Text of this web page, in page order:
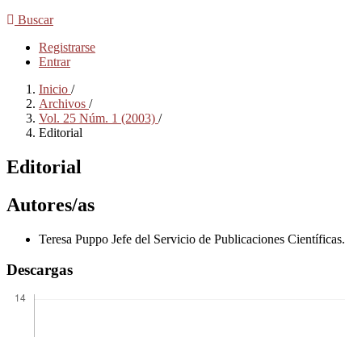
Buscar
Registrarse
Entrar
Inicio /
Archivos /
Vol. 25 Núm. 1 (2003) /
Editorial
Editorial
Autores/as
Teresa Puppo Jefe del Servicio de Publicaciones Científicas.
Descargas